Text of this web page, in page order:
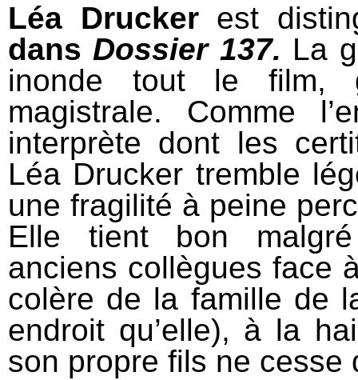
Léa Druckerest
dans Dossier 137. La
inonde tout le film,
magistrale. Comme
interprète dont les
Léa Drucker tremble
une fragilité à peine
Elle tient bon malgré
anciens collègues face
colère de la famille de
endroit qu’elle), à la
son propre fils ne cesse